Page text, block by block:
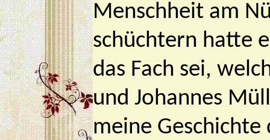
Menschheit am
schüchtern hatte
das Fach sei,
und Johannes
meine Geschichte